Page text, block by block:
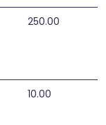
250.00
10.00